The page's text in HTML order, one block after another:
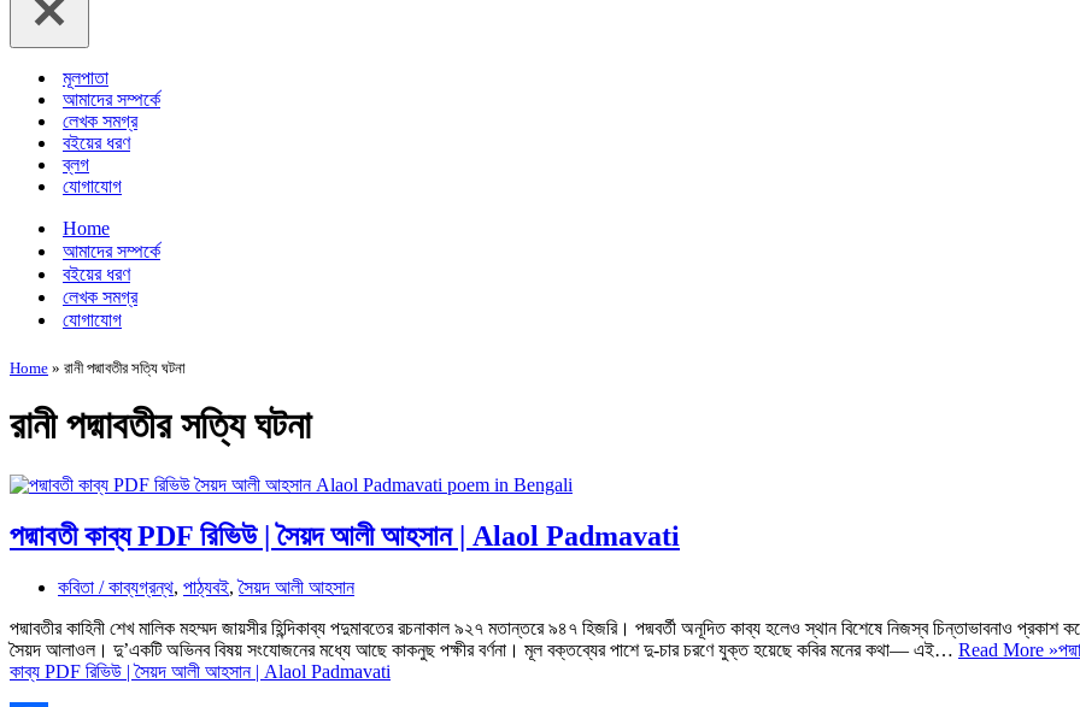
মূলপাতা
আমাদের সম্পর্কে
লেখক সমগ্র
বইয়ের ধরণ
ব্লগ
যোগাযোগ
Home
আমাদের সম্পর্কে
বইয়ের ধরণ
লেখক সমগ্র
যোগাযোগ
Home » রানী পদ্মাবতীর সত্যি ঘটনা
রানী পদ্মাবতীর সত্যি ঘটনা
পদ্মাবতী কাব্য PDF রিভিউ | সৈয়দ আলী আহসান | Alaol Padmavati
কবিতা / কাব্যগ্রন্থ, পাঠ্যবই,সৈয়দ আলী আহসান
পদ্মাবতীর কাহিনী শেখ মালিক মহম্মদ জায়সীর হিন্দিকাব্য পদুমাবতের রচনাকাল ৯২৭ মতান্তরে ৯৪৭ হিজরি। পদ্মবর্তী অনূদিত কাব্য হলেও স্থান বিশেষে নিজস্ব চিন্তাভাবনাও প্রকাশ
সৈয়দ আলাওল। দু’একটি অভিনব বিষয় সংযোজনের মধ্যে আছে কাকনুছ পক্ষীর বর্ণনা। মূল বক্তব্যের পাশে দু-চার চরণে যুক্ত হয়েছে কবির মনের কথা— এই… Read More »
কাব্য PDF রিভিউ | সৈয়দ আলী আহসান | Alaol Padmavati